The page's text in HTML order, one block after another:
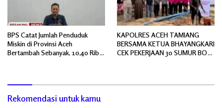
BPS Catat Jumlah Penduduk
Miskin di Provinsi Aceh
Bertambah Sebanyak, 10,40 Ribu
KAPOLRES ACEH TAMIANG
BERSAMA KETUA BHAYANGKARI
CEK PEKERJAAN 30 SUMUR BOR
Rekomendasi untuk kamu